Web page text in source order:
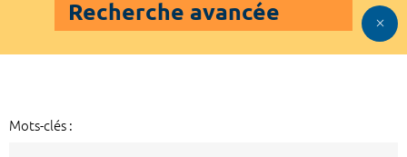
Recherche avancée
Mots-clés :